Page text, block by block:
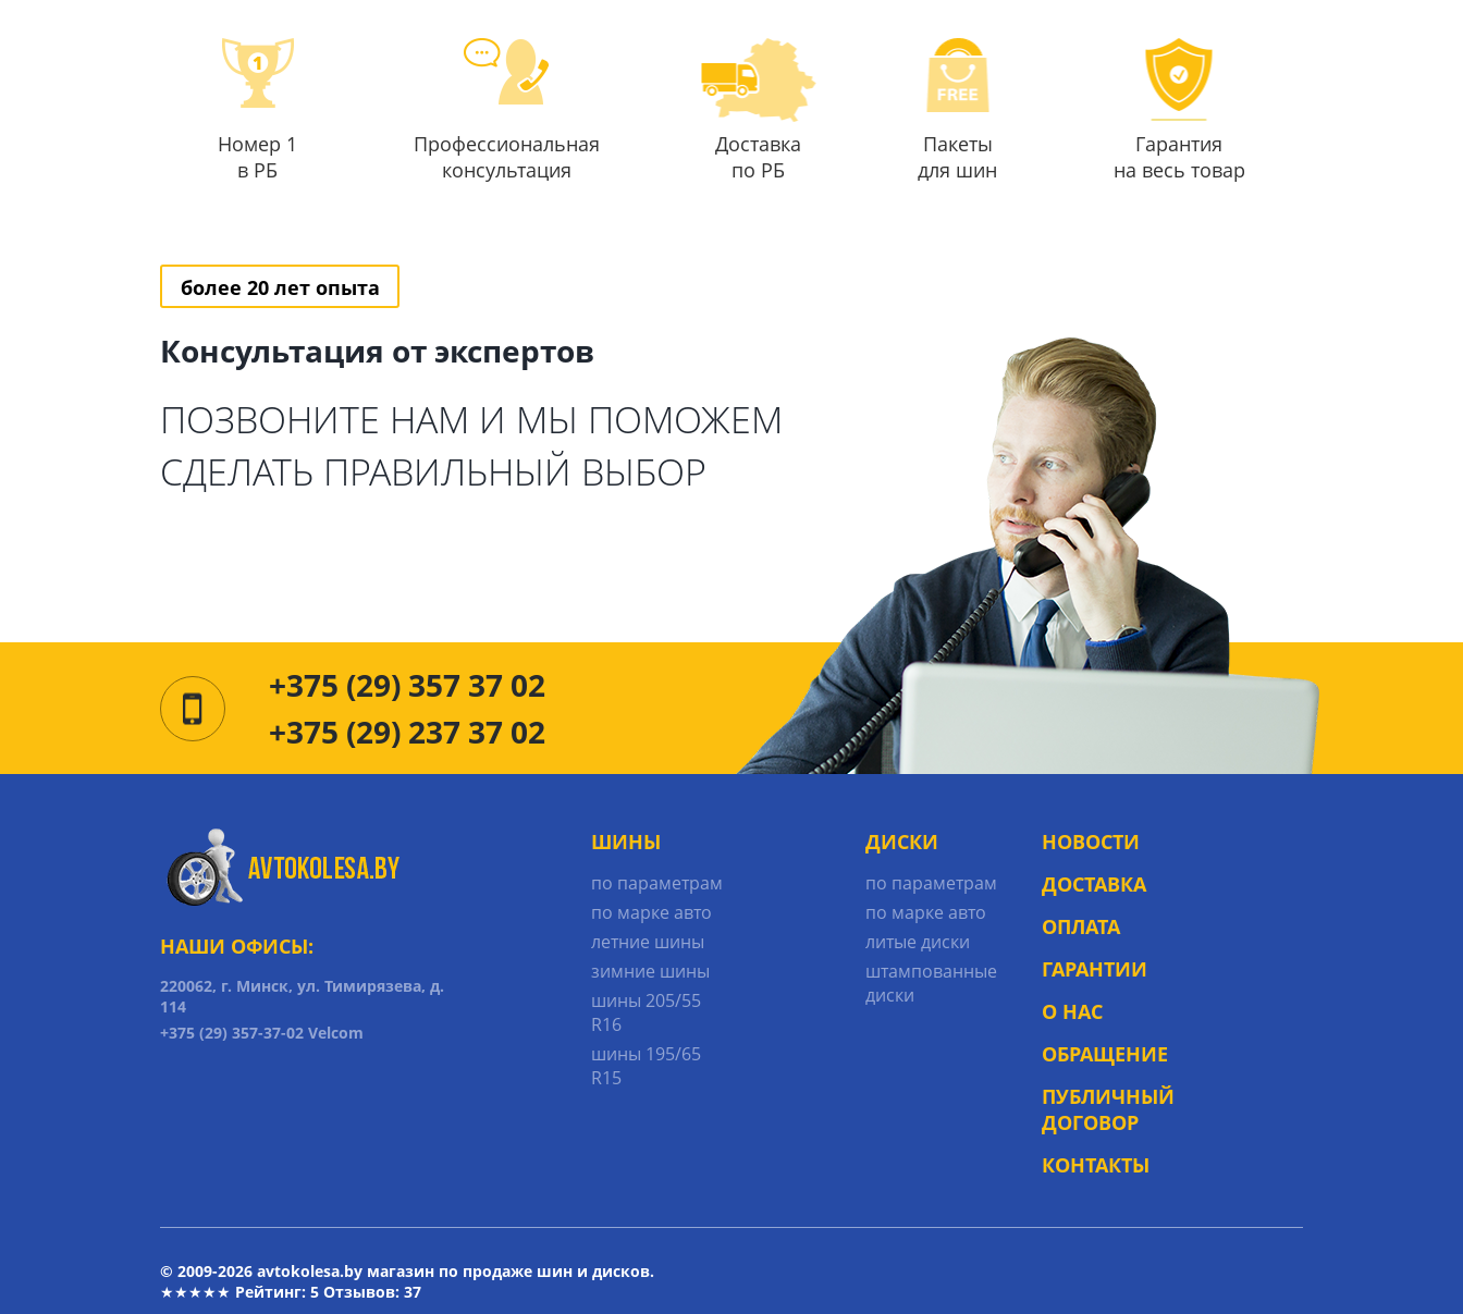
Номер 1
в РБ
Профессиональная
консультация
Доставка
по РБ
Пакеты
для шин
Гарантия
на весь товар
более 20 лет опыта
Консультация от экспертов
ПОЗВОНИТЕ НАМ И МЫ ПОМОЖЕМ
СДЕЛАТЬ ПРАВИЛЬНЫЙ ВЫБОР
+375 (29) 357 37 02
+375 (29) 237 37 02
НАШИ ОФИСЫ:
220062, г. Минск, ул. Тимирязева, д.
114
+375 (29) 357-37-02 Velcom
ШИНЫ
по параметрам
по марке авто
летние шины
зимние шины
шины 205/55
R16
шины 195/65
R15
ДИСКИ
по параметрам
по марке авто
литые диски
штампованные
диски
НОВОСТИ
ДОСТАВКА
ОПЛАТА
ГАРАНТИИ
О НАС
ОБРАЩЕНИЕ
ПУБЛИЧНЫЙ
ДОГОВОР
КОНТАКТЫ
© 2009-2026 avtokolesa.by магазин по продаже шин и дисков.
★★★★★ Рейтинг: 5 Отзывов: 37